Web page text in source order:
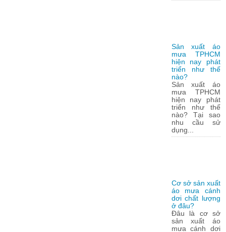
Sản xuất áo
mưa TPHCM
hiện nay phát
triển như thế
nào?
Sản xuất áo
mưa TPHCM
hiện nay phát
triển như thế
nào? Tại sao
nhu cầu sử
dụng...
Cơ sở sản xuất
áo mưa cánh
dơi chất lượng
ở đâu?
Đâu là cơ sở
sản xuất áo
mưa cánh dơi